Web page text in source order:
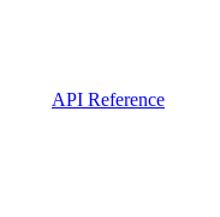
API Reference